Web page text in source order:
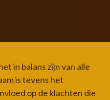
in balans zijn van alle
is tevens het
op de klachten die